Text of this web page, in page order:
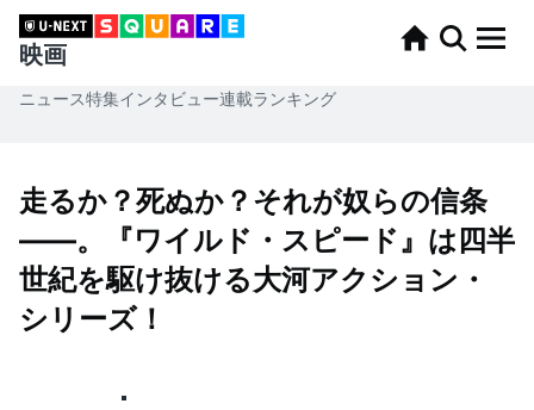
映画
ニュース特集インタビュー連載ランキング
走るか？死ぬか？それが奴らの信条
——。『ワイルド・スピード』は四半
世紀を駆け抜ける大河アクション・
シリーズ！